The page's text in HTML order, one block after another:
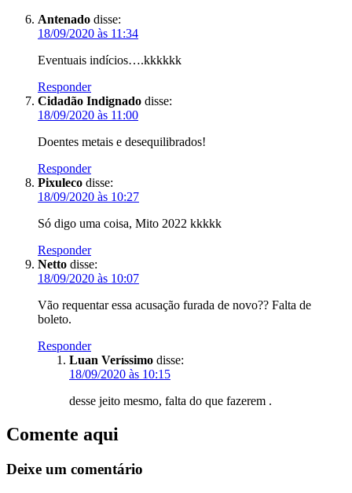
Antenado disse:
18/09/2020 às 11:34
Eventuais indícios….kkkkkk
Responder
Cidadão Indignado disse:
18/09/2020 às 11:00
Doentes metais e desequilibrados!
Responder
Pixuleco disse:
18/09/2020 às 10:27
Só digo uma coisa, Mito 2022 kkkkk
Responder
Netto disse:
18/09/2020 às 10:07
Vão requentar essa acusação furada de novo?? Falta de
boleto.
Responder
Luan Veríssimo disse:
18/09/2020 às 10:15
desse jeito mesmo, falta do que fazerem .
Comente aqui
Deixe um comentário